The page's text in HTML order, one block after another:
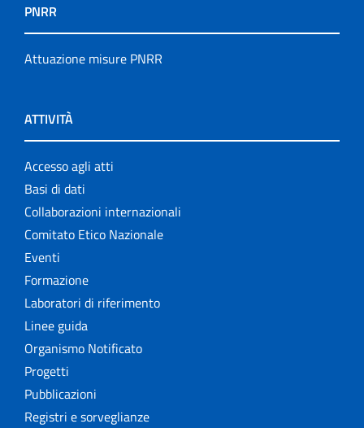
PNRR
Attuazione misure PNRR
ATTIVITÀ
Accesso agli atti
Basi di dati
Collaborazioni internazionali
Comitato Etico Nazionale
Eventi
Formazione
Laboratori di riferimento
Linee guida
Organismo Notificato
Progetti
Pubblicazioni
Registri e sorveglianze